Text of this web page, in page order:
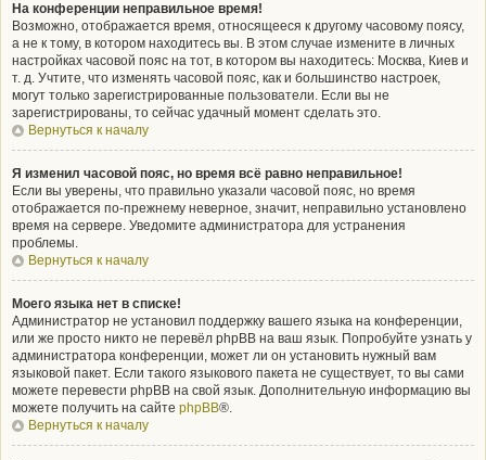
На конференции неправильное время!
Возможно, отображается время, относящееся к другому часовому поясу,
а не к тому, в котором находитесь вы. В этом случае измените в личных
настройках часовой пояс на тот, в котором вы находитесь: Москва, Киев и
т. д. Учтите, что изменять часовой пояс, как и большинство настроек,
могут только зарегистрированные пользователи. Если вы не
зарегистрированы, то сейчас удачный момент сделать это.
Вернуться к началу
Я изменил часовой пояс, но время всё равно неправильное!
Если вы уверены, что правильно указали часовой пояс, но время
отображается по-прежнему неверное, значит, неправильно установлено
время на сервере. Уведомите администратора для устранения
проблемы.
Вернуться к началу
Моего языка нет в списке!
Администратор не установил поддержку вашего языка на конференции,
или же просто никто не перевёл phpBB на ваш язык. Попробуйте узнать у
администратора конференции, может ли он установить нужный вам
языковой пакет. Если такого языкового пакета не существует, то вы сами
можете перевести phpBB на свой язык. Дополнительную информацию вы
можете получить на сайте phpBB®.
Вернуться к началу